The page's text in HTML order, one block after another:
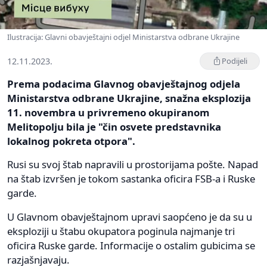
Ilustracija: Glavni obavještajni odjel Ministarstva odbrane Ukrajine
12.11.2023. Podijeli
Prema podacima Glavnog obavještajnog odjela
Ministarstva odbrane Ukrajine, snažna eksplozija
11. novembra u privremeno okupiranom
Melitopolju bila je "čin osvete predstavnika
lokalnog pokreta otpora".
Rusi su svoj štab napravili u prostorijama pošte. Napad
na štab izvršen je tokom sastanka oficira FSB-a i Ruske
garde.
U Glavnom obavještajnom upravi saopćeno je da su u
eksploziji u štabu okupatora poginula najmanje tri
oficira Ruske garde. Informacije o ostalim gubicima se
razjašnjavaju.